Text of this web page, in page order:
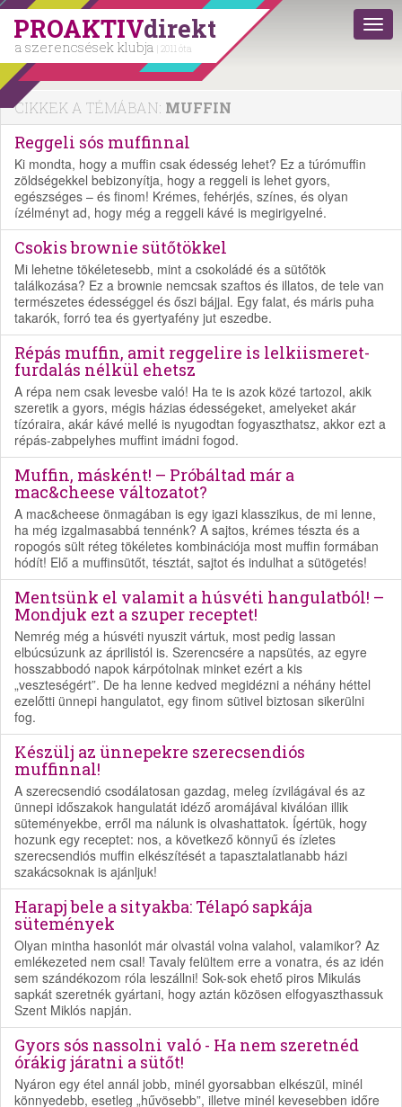
PROAKTIVdirekt
a szerencsések klubja | 2011 óta
CIKKEK A TÉMÁBAN: MUFFIN
Reggeli sós muffinnal
Ki mondta, hogy a muffin csak édesség lehet? Ez a túrómuffin
zöldségekkel bebizonyítja, hogy a reggeli is lehet gyors,
egészséges – és finom! Krémes, fehérjés, színes, és olyan
ízélményt ad, hogy még a reggeli kávé is megirigyelné.
Csokis brownie sütőtökkel
Mi lehetne tökéletesebb, mint a csokoládé és a sütőtök
találkozása? Ez a brownie nemcsak szaftos és illatos, de tele van
természetes édességgel és őszi bájjal. Egy falat, és máris puha
takarók, forró tea és gyertyafény jut eszedbe.
Répás muffin, amit reggelire is lelkiismeret-
furdalás nélkül ehetsz
A répa nem csak levesbe való! Ha te is azok közé tartozol, akik
szeretik a gyors, mégis házias édességeket, amelyeket akár
tízóraira, akár kávé mellé is nyugodtan fogyaszthatsz, akkor ezt a
répás-zabpelyhes muffint imádni fogod.
Muffin, másként! – Próbáltad már a
mac&cheese változatot?
A mac&cheese önmagában is egy igazi klasszikus, de mi lenne,
ha még izgalmasabbá tennénk? A sajtos, krémes tészta és a
ropogós sült réteg tökéletes kombinációja most muffin formában
hódít! Elő a muffinsütőt, tésztát, sajtot és indulhat a sütögetés!
Mentsünk el valamit a húsvéti hangulatból! –
Mondjuk ezt a szuper receptet!
Nemrég még a húsvéti nyuszit vártuk, most pedig lassan
elbúcsúzunk az áprilistól is. Szerencsére a napsütés, az egyre
hosszabbodó napok kárpótolnak minket ezért a kis
„veszteségért”. De ha lenne kedved megidézni a néhány héttel
ezelőtti ünnepi hangulatot, egy finom sütivel biztosan sikerülni
fog.
Készülj az ünnepekre szerecsendiós
muffinnal!
A szerecsendió csodálatosan gazdag, meleg ízvilágával és az
ünnepi időszakok hangulatát idéző aromájával kiválóan illik
süteményekbe, erről ma nálunk is olvashattatok. Ígértük, hogy
hozunk egy receptet: nos, a következő könnyű és ízletes
szerecsendiós muffin elkészítését a tapasztalatlanabb házi
szakácsoknak is ajánljuk!
Harapj bele a sityakba: Télapó sapkája
sütemények
Olyan mintha hasonlót már olvastál volna valahol, valamikor? Az
emlékezeted nem csal! Tavaly felültem erre a vonatra, és az idén
sem szándékozom róla leszállni! Sok-sok ehető piros Mikulás
sapkát szeretnék gyártani, hogy aztán közösen elfogyaszthassuk
Szent Miklós napján.
Gyors sós nassolni való - Ha nem szeretnéd
órákig járatni a sütőt!
Nyáron egy étel annál jobb, minél gyorsabban elkészül, minél
könnyedebb, esetleg „hűvösebb”, illetve minél kevesebben időre